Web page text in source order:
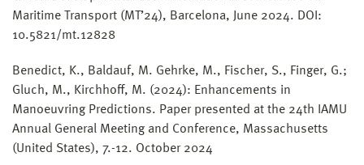
Maritime Transport (MT’24), Barcelona, June 2024. DOI:
10.5821/mt.12828
Benedict, K., Baldauf, M. Gehrke, M., Fischer, S., Finger, G.;
Gluch, M., Kirchhoff, M. (2024): Enhancements in
Manoeuvring Predictions. Paper presented at the 24th IAMU
Annual General Meeting and Conference, Massachusetts
(United States), 7.-12. October 2024